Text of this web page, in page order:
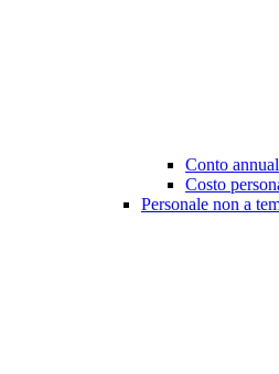
Conto
Costo
Personale non a